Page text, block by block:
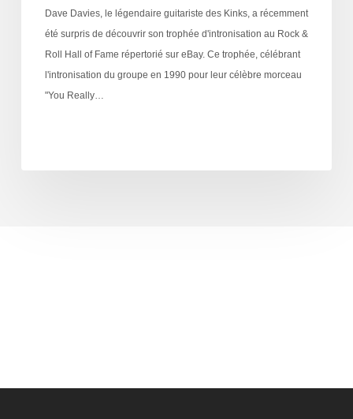
Dave Davies, le légendaire guitariste des Kinks, a récemment
été surpris de découvrir son trophée d'intronisation au Rock &
Roll Hall of Fame répertorié sur eBay. Ce trophée, célébrant
l'intronisation du groupe en 1990 pour leur célèbre morceau
"You Really…